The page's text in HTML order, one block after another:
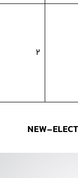
۲